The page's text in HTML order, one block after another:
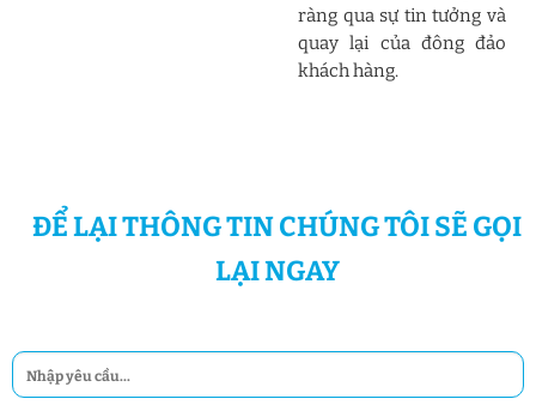
ràng qua sự tin tưởng và
quay lại của đông đảo
khách hàng.
ĐỂ LẠI THÔNG TIN CHÚNG TÔI SẼ GỌI
LẠI NGAY